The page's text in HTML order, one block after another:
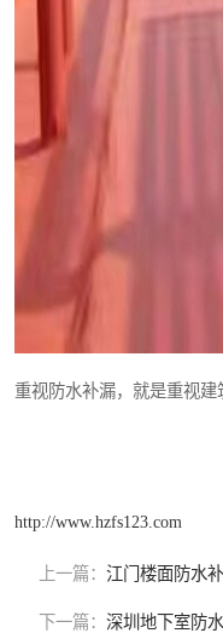
重视防水补漏，就是重视建
http://www.hzfs123.com
上一篇： 江门楼面防水
下一篇： 深圳地下室防